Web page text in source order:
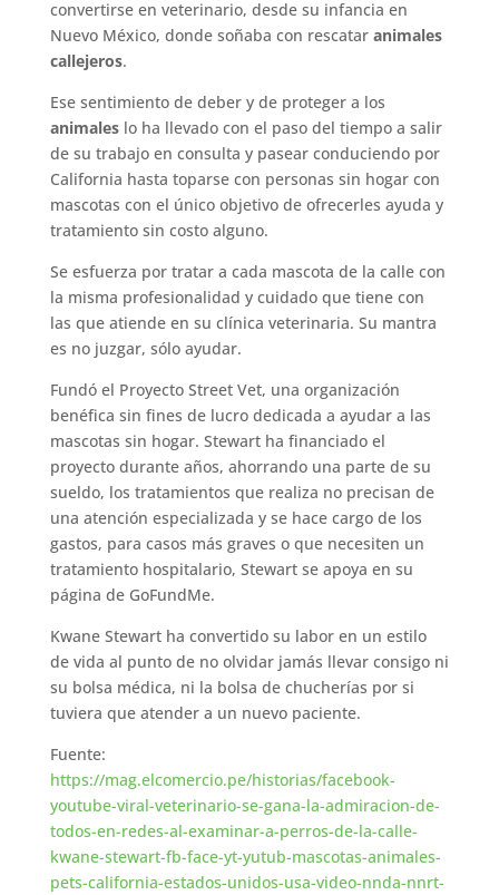
convertirse en veterinario, desde su infancia en
Nuevo México, donde soñaba con rescatar animales
callejeros.
Ese sentimiento de deber y de proteger a los
animales lo ha llevado con el paso del tiempo a salir
de su trabajo en consulta y pasear conduciendo por
California hasta toparse con personas sin hogar con
mascotas con el único objetivo de ofrecerles ayuda y
tratamiento sin costo alguno.
Se esfuerza por tratar a cada mascota de la calle con
la misma profesionalidad y cuidado que tiene con
las que atiende en su clínica veterinaria. Su mantra
es no juzgar, sólo ayudar.
Fundó el Proyecto Street Vet, una organización
benéfica sin fines de lucro dedicada a ayudar a las
mascotas sin hogar. Stewart ha financiado el
proyecto durante años, ahorrando una parte de su
sueldo, los tratamientos que realiza no precisan de
una atención especializada y se hace cargo de los
gastos, para casos más graves o que necesiten un
tratamiento hospitalario, Stewart se apoya en su
página de GoFundMe.
Kwane Stewart ha convertido su labor en un estilo
de vida al punto de no olvidar jamás llevar consigo ni
su bolsa médica, ni la bolsa de chucherías por si
tuviera que atender a un nuevo paciente.
Fuente:
https://mag.elcomercio.pe/historias/facebook-
youtube-viral-veterinario-se-gana-la-admiracion-de-
todos-en-redes-al-examinar-a-perros-de-la-calle-
kwane-stewart-fb-face-yt-yutub-mascotas-animales-
pets-california-estados-unidos-usa-video-nnda-nnrt-